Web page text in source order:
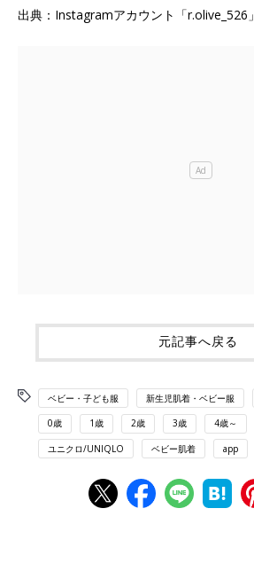
出典：Instagramアカウント「r.olive_526」
元記事へ戻る
ベビー・子ども服 新生児肌着・ベビー服
0歳 1歳 2歳 3歳 4歳～
ユニクロ/UNIQLO ベビー肌着 app